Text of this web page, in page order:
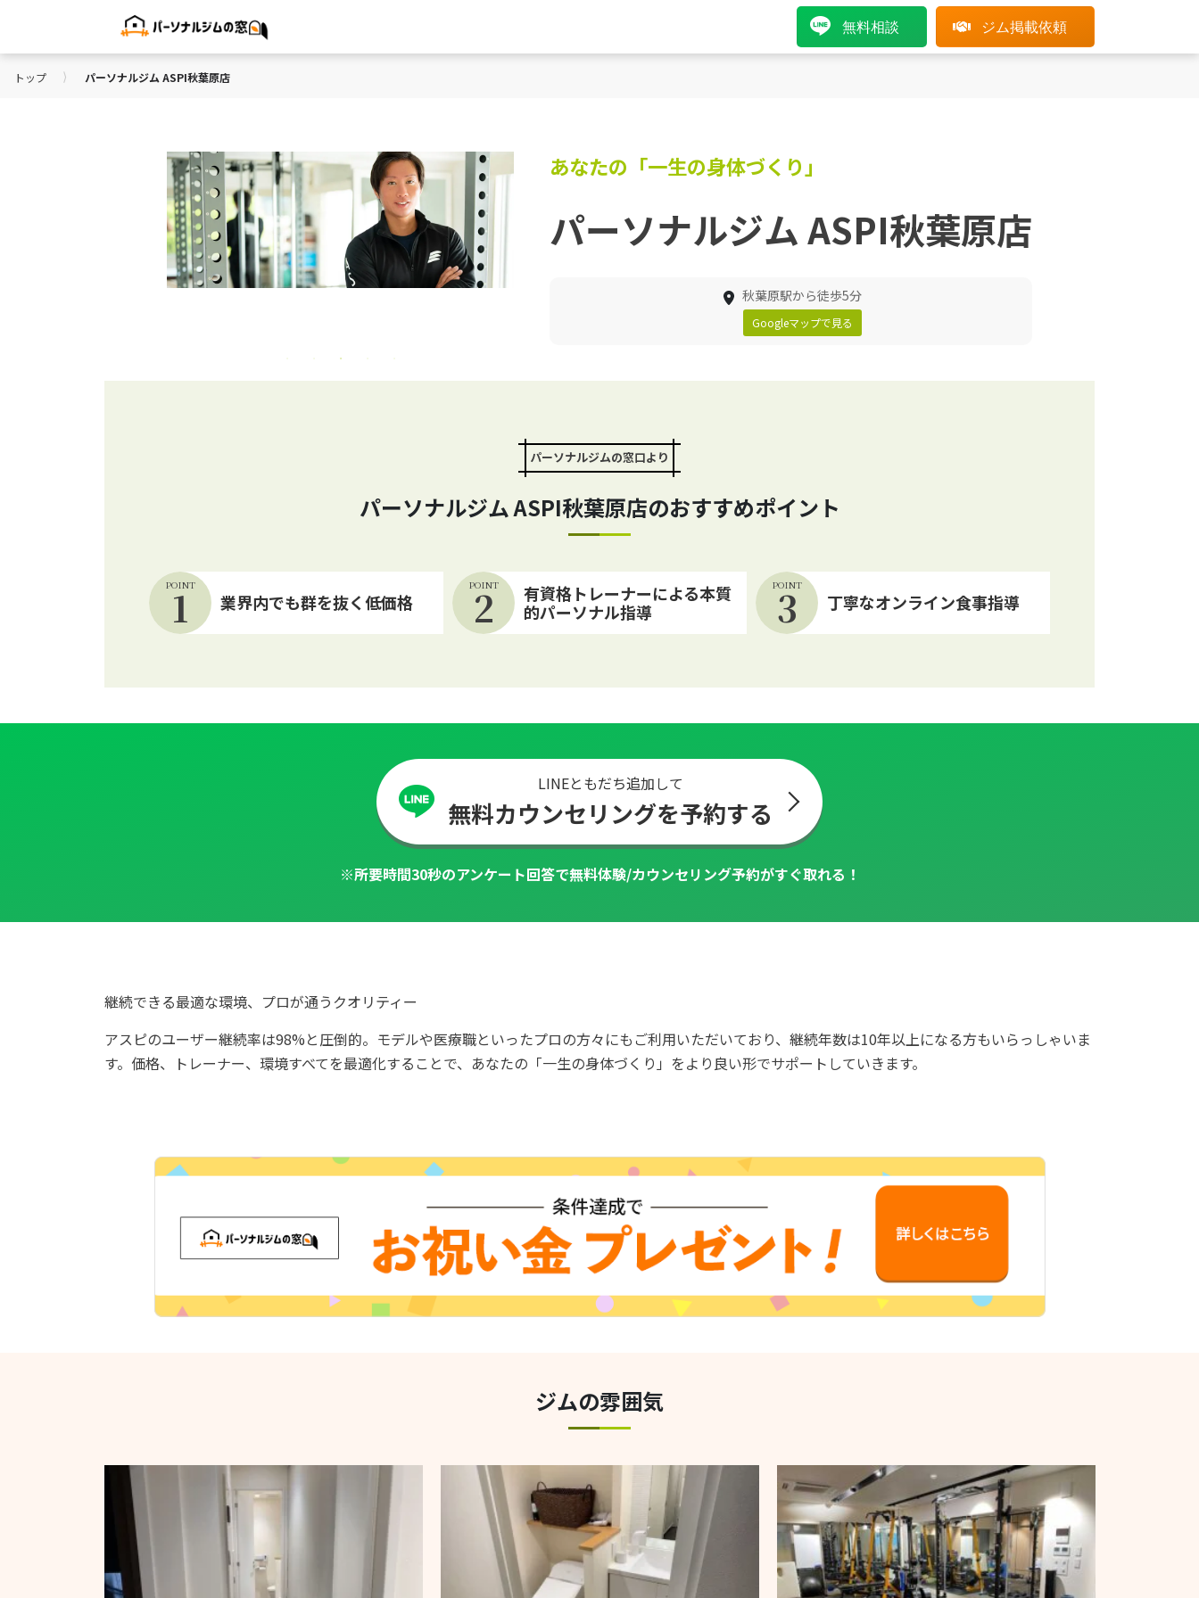
無料相談 ジム掲載依頼
トップ ⟩ パーソナルジム ASPI秋葉原店
あなたの「一生の身体づくり」
パーソナルジム ASPI秋葉原店
秋葉原駅から徒歩5分
Googleマップで見る
パーソナルジムの窓口より
パーソナルジム ASPI秋葉原店のおすすめポイント
POINT
1 業界内でも群を抜く低価格
POINT
2
有資格トレーナーによる本質
的パーソナル指導
POINT
3 丁寧なオンライン食事指導
LINEともだち追加して
無料カウンセリングを予約する
※所要時間30秒のアンケート回答で無料体験/カウンセリング予約がすぐ取れる！
継続できる最適な環境、プロが通うクオリティー
アスピのユーザー継続率は98%と圧倒的。モデルや医療職といったプロの方々にもご利用いただいており、継続年数は10年以上になる方もいらっしゃいま
す。価格、トレーナー、環境すべてを最適化することで、あなたの「一生の身体づくり」をより良い形でサポートしていきます。
ジムの雰囲気